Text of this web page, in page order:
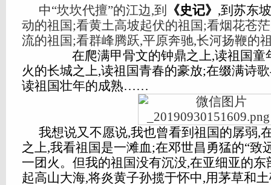
中“坎坎代擅”的江边,到 《史记》 ,到苏东
动的祖国;看黄土高坡起伏的祖国;看烟花苍
流的祖国;看群峰腾跃,平原奔驰,长河扬鞭的
在爬满甲骨文的钟鼎之上,读祖国童
火的长城之上,读祖国青春的豪放;在缀满诗
读祖国壮年的成熟……
我想说又不愿说,我也曾看到祖国的孱弱,
之上,我看祖国是一滩血;在邓世昌勇猛的“致
一团火。但我的祖国没有沉没,在亚细亚的东
起高山大海,将炎黄子孙揽于怀中,用茅草和